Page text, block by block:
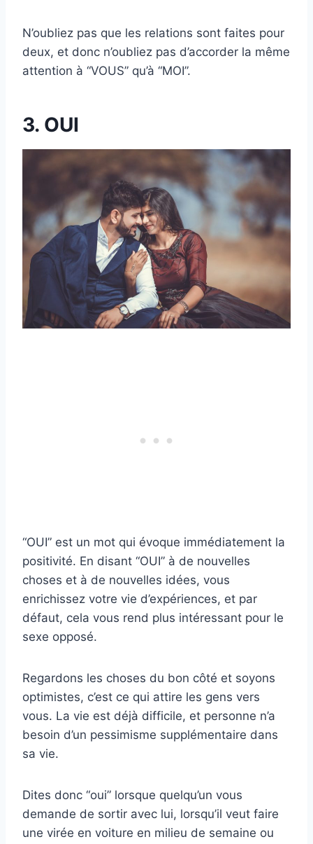
N’oubliez pas que les relations sont faites pour
deux, et donc n’oubliez pas d’accorder la même
attention à “VOUS” qu’à “MOI”.
3. OUI
“OUI” est un mot qui évoque immédiatement la
positivité. En disant “OUI” à de nouvelles
choses et à de nouvelles idées, vous
enrichissez votre vie d’expériences, et par
défaut, cela vous rend plus intéressant pour le
sexe opposé.
Regardons les choses du bon côté et soyons
optimistes, c’est ce qui attire les gens vers
vous. La vie est déjà difficile, et personne n’a
besoin d’un pessimisme supplémentaire dans
sa vie.
Dites donc “oui” lorsque quelqu’un vous
demande de sortir avec lui, lorsqu’il veut faire
une virée en voiture en milieu de semaine ou